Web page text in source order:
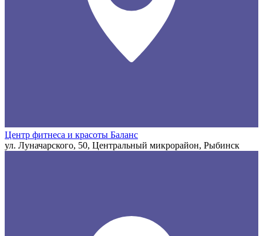
Центр фитнеса и красоты Баланс
ул. Луначарского, 50, Центральный микрорайон, Рыбинск